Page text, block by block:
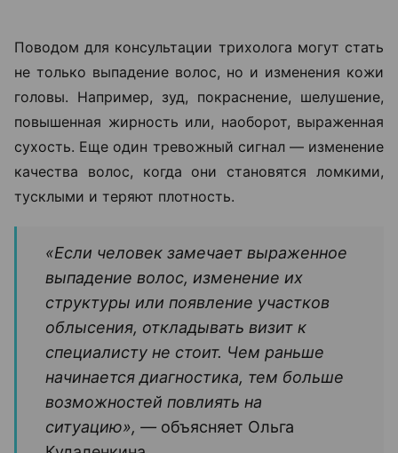
не только выпадение волос, но и изменения кожи
головы. Например, зуд, покраснение, шелушение,
повышенная жирность или, наоборот, выраженная
сухость. Еще один тревожный сигнал — изменение
качества волос, когда они становятся ломкими,
тусклыми и теряют плотность.